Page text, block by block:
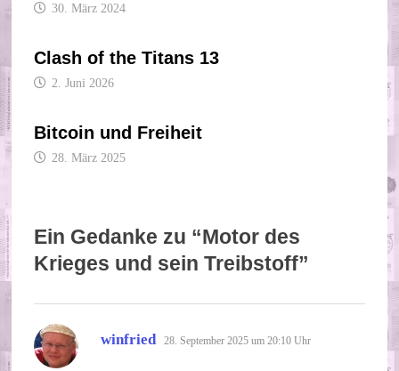
30. März 2024
Clash of the Titans 13
2. Juni 2026
Bitcoin und Freiheit
28. März 2025
Ein Gedanke zu “Motor des
Krieges und sein Treibstoff”
winfried sagt:
28. September 2025 um 20:10 Uhr